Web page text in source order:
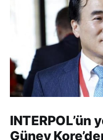
INTERPOL’ün
Güney